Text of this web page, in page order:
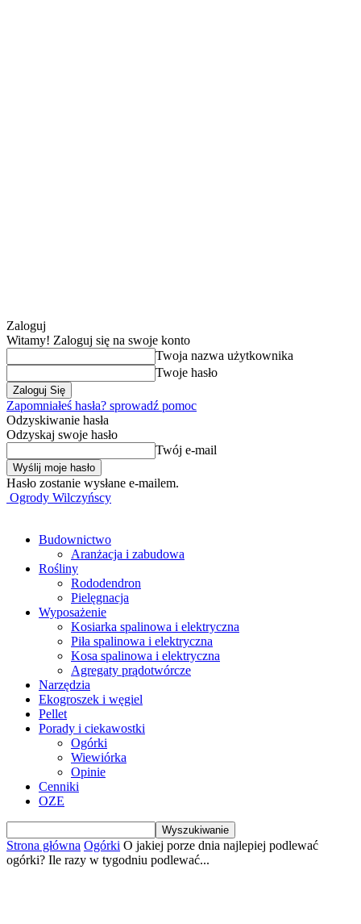
Zaloguj
Witamy! Zaloguj się na swoje konto
Twoja nazwa użytkownika
Twoje hasło
Zapomniałeś hasła? sprowadź pomoc
Odzyskiwanie hasła
Odzyskaj swoje hasło
Twój e-mail
Hasło zostanie wysłane e-mailem.
Ogrody Wilczyńscy
Budownictwo
Aranżacja i zabudowa
Rośliny
Rododendron
Pielęgnacja
Wyposażenie
Kosiarka spalinowa i elektryczna
Piła spalinowa i elektryczna
Kosa spalinowa i elektryczna
Agregaty prądotwórcze
Narzędzia
Ekogroszek i węgiel
Pellet
Porady i ciekawostki
Ogórki
Wiewiórka
Opinie
Cenniki
OZE
Strona główna Ogórki O jakiej porze dnia najlepiej podlewać
ogórki? Ile razy w tygodniu podlewać...